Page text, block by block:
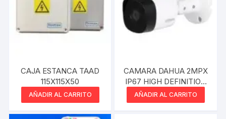
CAJA ESTANCA TAAD
115X115X50
AÑADIR AL CARRITO
CAMARA DAHUA 2MPX
IP67 HIGH DEFINITION
EXT
AÑADIR AL CARRITO